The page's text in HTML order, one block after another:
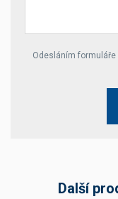
Your website *
Odesláním
Další